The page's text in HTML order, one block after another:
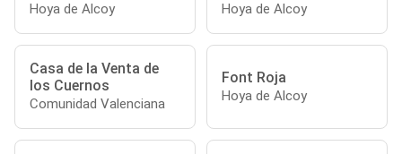
Hoya de Alcoy Hoya de Alcoy
Casa de la Venta de
los Cuernos
Comunidad Valenciana
Font Roja
Hoya de Alcoy